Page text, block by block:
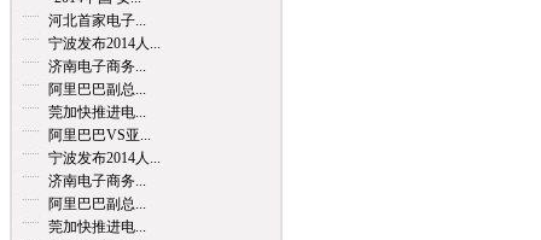
河北首家电子...
宁波发布2014人...
济南电子商务...
阿里巴巴副总...
莞加快推进电...
阿里巴巴VS亚...
宁波发布2014人...
济南电子商务...
阿里巴巴副总...
莞加快推进电...